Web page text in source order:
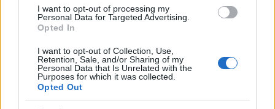
I want to opt-out of processing my
Personal Data for Targeted Advertising.
Opted In
I want to opt-out of Collection, Use,
Retention, Sale, and/or Sharing of my
Personal Data that Is Unrelated with the
Purposes for which it was collected.
Opted Out
addestramento di 12 brigate da combattimento
ucraino. Secondo i documenti, i militari di
Zelensky sono stati addestrati dalle forze Usa e
della Nato e dovrebbero ricevere 250 carri armati
e oltre 350 veicoli meccanizzati.